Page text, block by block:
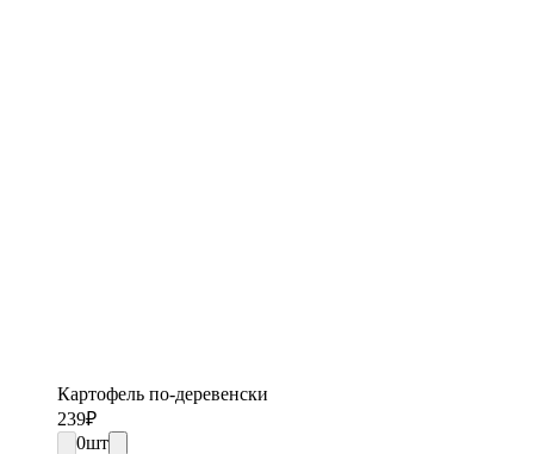
Картофель по-деревенски
239₽
0шт